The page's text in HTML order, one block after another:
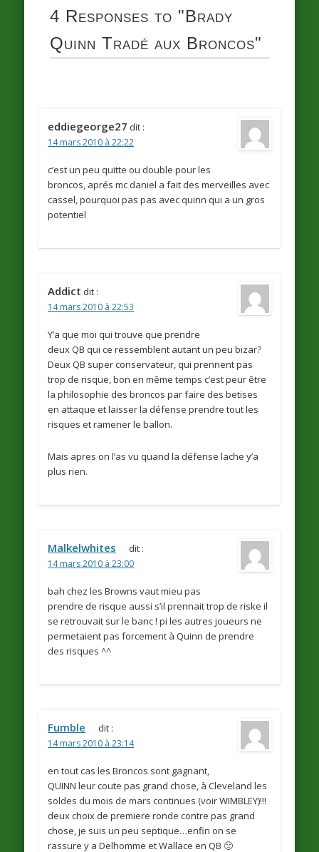
4 Responses to "Brady
Quinn Tradé aux Broncos"
eddiegeorge27 dit :
14 mars 2010 à 22:22
c’est un peu quitte ou double pour les
broncos, aprés mc daniel a fait des merveilles avec
cassel, pourquoi pas pas avec quinn qui a un gros
potentiel
Addict dit :
14 mars 2010 à 22:53
Y’a que moi qui trouve que prendre
deux QB qui ce ressemblent autant un peu bizar?
Deux QB super conservateur, qui prennent pas
trop de risque, bon en même temps c’est peur être
la philosophie des broncos par faire des betises
en attaque et laisser la défense prendre tout les
risques et ramener le ballon.
Mais apres on l’as vu quand la défense lache y’a
plus rien.
Malkelwhites dit :
14 mars 2010 à 23:00
bah chez les Browns vaut mieu pas
prendre de risque aussi s’il prennait trop de riske il
se retrouvait sur le banc ! pi les autres joueurs ne
permetaient pas forcement à Quinn de prendre
des risques ^^
Fumble dit :
14 mars 2010 à 23:14
en tout cas les Broncos sont gagnant,
QUINN leur coute pas grand chose, à Cleveland les
soldes du mois de mars continues (voir WIMBLEY)!!!
deux choix de premiere ronde contre pas grand
chose, je suis un peu septique…enfin on se
rassure y a Delhomme et Wallace en QB 🙁